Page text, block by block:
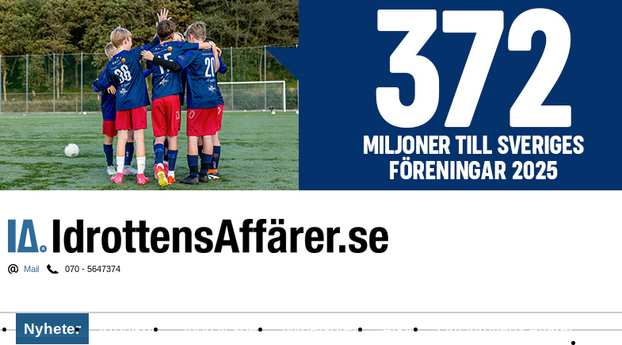
Mail 070 - 5647374
Nyheter Krönikor Sport & spel Nyhetsbrev Arkiv Om Idrottens Affärer